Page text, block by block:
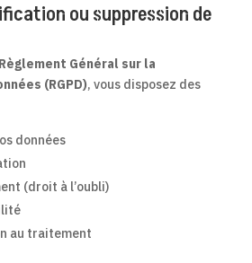
ou suppression de
Règlement Général sur la
(RGPD), vous disposez des
données
(droit à l’oubli)
au traitement